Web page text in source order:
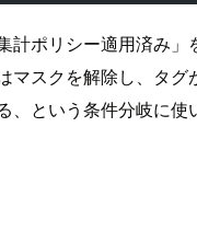
計ポリシー適用済み」
マスクを解除し、タグ
、という条件分岐に使